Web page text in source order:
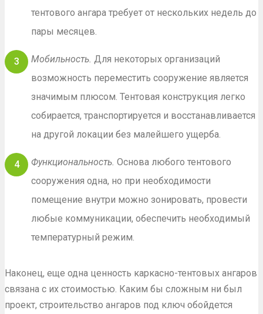
тентового ангара требует от нескольких недель до
пары месяцев.
Мобильность. Для некоторых организаций
возможность переместить сооружение является
значимым плюсом. Тентовая конструкция легко
собирается, транспортируется и восстанавливается
на другой локации без малейшего ущерба.
Функциональность. Основа любого тентового
сооружения одна, но при необходимости
помещение внутри можно зонировать, провести
любые коммуникации, обеспечить необходимый
температурный режим.
Наконец, еще одна ценность каркасно-тентовых ангаров
связана с их стоимостью. Каким бы сложным ни был
проект, строительство ангаров под ключ обойдется